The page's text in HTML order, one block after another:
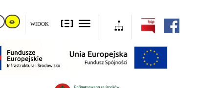
WIDOK